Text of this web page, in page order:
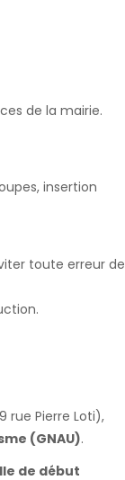
de la mairie.
insertion
toute erreur de
rue Pierre Loti),
(GNAU).
de début